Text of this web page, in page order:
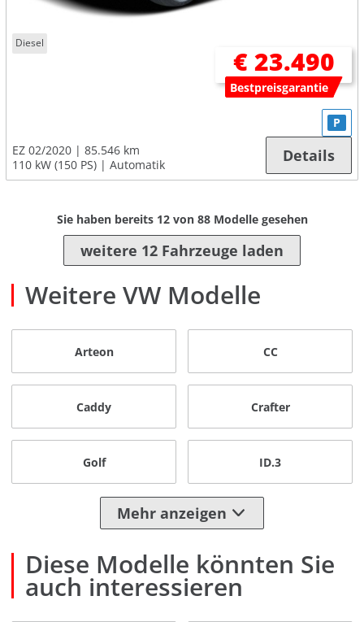
Diesel
€ 23.490
Bestpreisgarantie
EZ 02/2020
85.546 km
110 kW (150 PS)
Automatik
P
Details
Sie haben bereits 12von 88Modelle gesehen
weitere 12 Fahrzeuge laden
Weitere VW Modelle
Arteon CC
Caddy Crafter
Golf ID.3
Mehr anzeigen
Diese Modelle könnten Sie
auch interessieren